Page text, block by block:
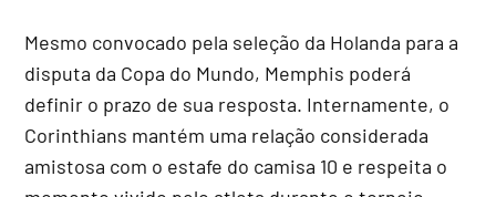
Mesmo convocado pela seleção da Holanda para a
disputa da Copa do Mundo, Memphis poderá
definir o prazo de sua resposta. Internamente, o
Corinthians mantém uma relação considerada
amistosa com o estafe do camisa 10 e respeita o